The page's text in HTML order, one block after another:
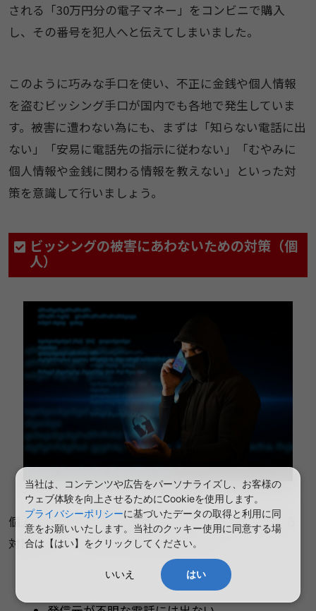
される「30万円分の電子マネー」をコンビニで購入
し、その番号を犯人へと伝えてしまいました。
このように巧みな手口を使い、不正に金銭や個人情報
を盗むビッシング手口が国内でも各地で発生していま
す。被害に遭わない為にも、まずは「知らない電話に出
ない」「安易に電話先の指示に従わない」「むやみに
個人情報や金銭に関わる情報を教えない」といった対
策を意識して行いましょう。
ビッシングの被害にあわないための対策（個
人）
個人がビッシングの被害にあわないために取り組める
対策として、以下の3つが挙げられます。
当社は、コンテンツや広告をパーソナライズし、お客様の
ウェブ体験を向上させるためにCookieを使用します。
プライバシーポリシーに基づいたデータの取得と利用に同
意をお願いいたします。当社のクッキー使用に同意する場
合は【はい】をクリックしてください。
いいえ はい